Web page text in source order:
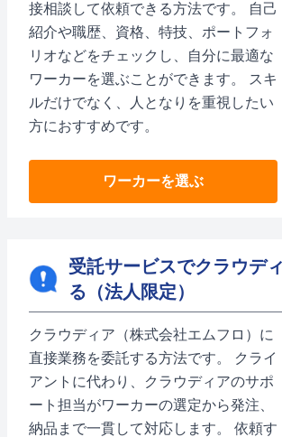
接相談して依頼できる方法です。 自己
紹介や職歴、資格、特技、ポートフォ
リオなどをチェックし、自分に最適な
ワーカーを選ぶことができます。 スキ
ルだけでなく、人となりを重視したい
方におすすめです。
ワーカーを選ぶ
受託サービスでクラウデ
る（法人限定）
クラウディア（株式会社エムフロ）に
直接業務を委託する方法です。 クライ
アントに代わり、クラウディアのサポ
ート担当がワーカーの選定から発注、
納品まで一貫して対応します。 依頼す